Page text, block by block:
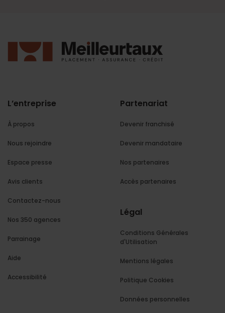
L’entreprise
À propos
Nous rejoindre
Espace presse
Avis clients
Contactez-nous
Nos 350 agences
Parrainage
Aide
Accessibilité
Partenariat
Devenir franchisé
Devenir mandataire
Nos partenaires
Accès partenaires
Légal
Conditions Générales
d'Utilisation
Mentions légales
Politique Cookies
Données personnelles